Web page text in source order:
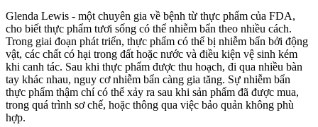
Glenda Lewis - một chuyên gia về bệnh từ thực phẩm của FDA,
cho biết thực phẩm tươi sống có thể nhiễm bẩn theo nhiều cách.
Trong giai đoạn phát triển, thực phẩm có thể bị nhiễm bẩn bởi động
vật, các chất có hại trong đất hoặc nước và điều kiện vệ sinh kém
khi canh tác. Sau khi thực phẩm được thu hoạch, đi qua nhiều bàn
tay khác nhau, nguy cơ nhiễm bẩn càng gia tăng. Sự nhiễm bẩn
thực phẩm thậm chí có thể xảy ra sau khi sản phẩm đã được mua,
trong quá trình sơ chế, hoặc thông qua việc bảo quản không phù
hợp.